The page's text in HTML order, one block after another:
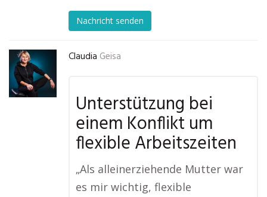
Nachricht senden
Claudia Geisa
Unterstützung bei
einem Konflikt um
flexible Arbeitszeiten
„Als alleinerziehende Mutter war
es mir wichtig, flexible